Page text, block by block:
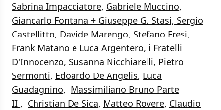
Sabrina Impacciatore, Gabriele Muccino,
Giancarlo Fontana + Giuseppe G. Stasi, Sergio
Castellitto, Davide Marengo, Stefano Fresi,
Frank Matano e Luca Argentero, i Fratelli
D'Innocenzo, Susanna Nicchiarelli, Pietro
Sermonti, Edoardo De Angelis, Luca
Guadagnino, Massimiliano Bruno Parte
II , Christian De Sica, Matteo Rovere, Claudio